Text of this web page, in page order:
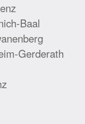
Baal
Gerderath